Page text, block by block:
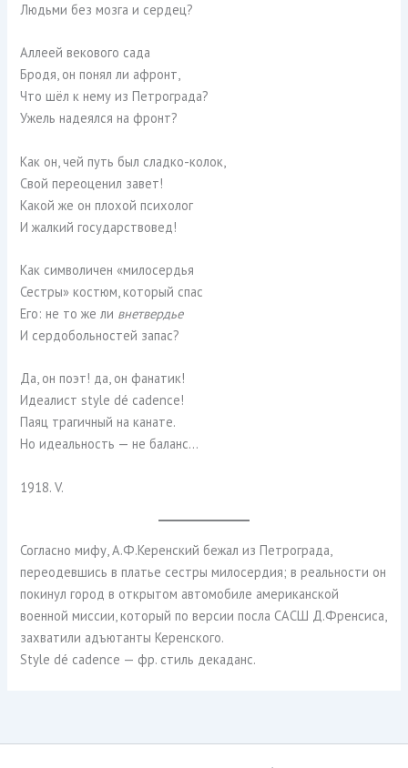
Людьми без мозга и сердец?
Аллеей векового сада
Бродя, он понял ли афронт,
Что шёл к нему из Петрограда?
Ужель надеялся на фронт?
Как он, чей путь был сладко-колок,
Свой переоценил завет!
Какой же он плохой психолог
И жалкий государствовед!
Как символичен «милосердья
Сестры» костюм, который спас
Его: не то же ли внетвердье
И сердобольностей запас?
Да, он поэт! да, он фанатик!
Идеалист style dé cadence!
Паяц трагичный на канате.
Но идеальность — не баланс…
1918. V.
Согласно мифу, А.Ф.Керенский бежал из Петрограда,
переодевшись в платье сестры милосердия; в реальности он
покинул город в открытом автомобиле американской
военной миссии, который по версии посла САСШ Д.Френсиса,
захватили адъютанты Керенского.
Style dé cadence — фр. стиль декаданс.